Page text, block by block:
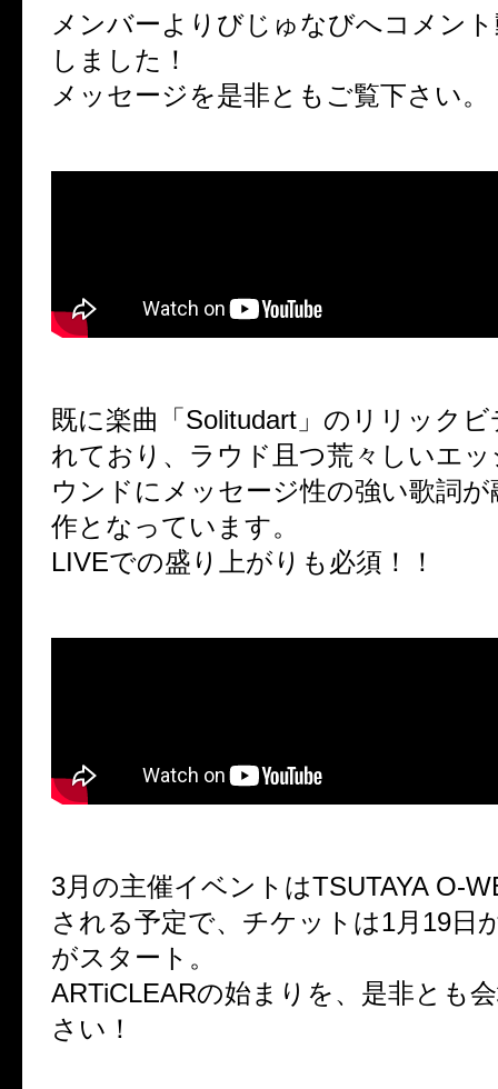
メンバーよりびじゅなびへコメン
しました！
メッセージを是非ともご覧下さい。
既に楽曲「Solitudart」のリリック
れており、ラウド且つ荒々しいエ
ウンドにメッセージ性の強い歌詞
作となっています。
LIVEでの盛り上がりも必須！！
3月の主催イベントはTSUTAYA O-
される予定で、チケットは1月19日
がスタート。
ARTiCLEARの始まりを、是非とも
さい！